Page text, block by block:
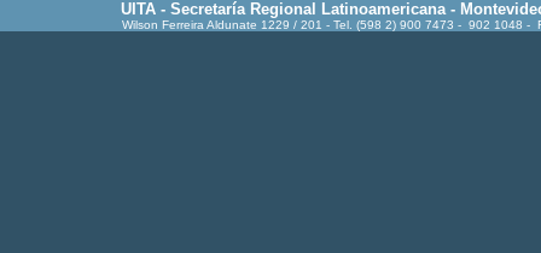
UITA - Secretaría Regional Latinoamericana -
Wilson Ferreira Aldunate 1229 / 201 - Tel. (598 2) 900 7473 - 902 1048 -